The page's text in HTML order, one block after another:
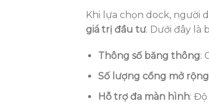
Khi lựa chọn dock, người
giá trị đầu tư. Dưới đây là
Thông số băng thông:
Số lượng cổng mở rộng
Hỗ trợ đa màn hình: